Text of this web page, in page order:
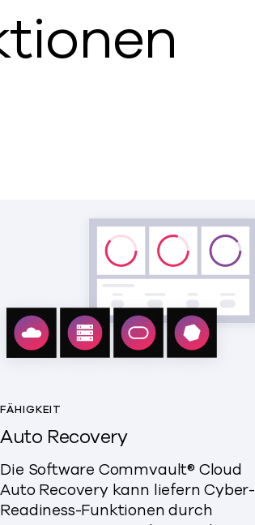
FÄHIGKEIT
Auto Recovery
Die Software Commvault® Cloud
Auto Recovery kann liefernCyber-
Readiness-Funktionen durch